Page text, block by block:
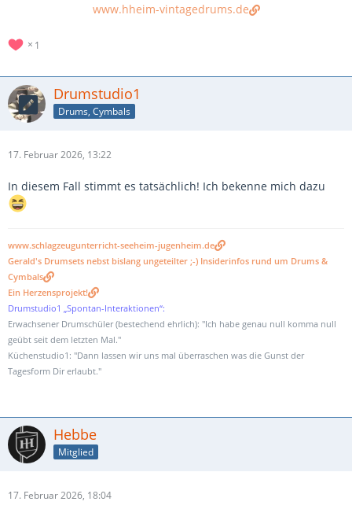
www.hheim-vintagedrums.de
1
Drumstudio1
Drums, Cymbals
17. Februar 2026, 13:22
In diesem Fall stimmt es tatsächlich! Ich bekenne mich dazu
www.schlagzeugunterricht-seeheim-jugenheim.de
Gerald's Drumsets nebst bislang ungeteilter ;-) Insiderinfos rund um Drums &
Cymbals
Ein Herzensprojekt!
Drumstudio1 „Spontan-Interaktionen“:
Erwachsener Drumschüler (bestechend ehrlich): "Ich habe genau null komma null
geübt seit dem letzten Mal."
Küchenstudio1: "Dann lassen wir uns mal überraschen was die Gunst der
Tagesform Dir erlaubt."
Hebbe
Mitglied
17. Februar 2026, 18:04